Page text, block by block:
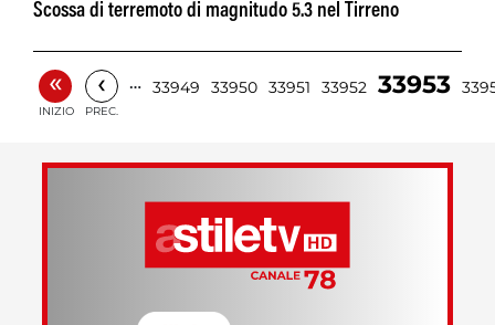
Scossa di terremoto di magnitudo 5.3 nel Tirreno
«
INIZIO
‹
PREC.
… 33949 33950 33951 33952 33953